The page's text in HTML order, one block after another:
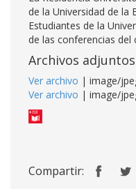
de la Universidad de la
Estudiantes de la
de las conferencias del
Archivos adjuntos
Ver archivo | image/
Ver archivo | image/
Compartir: